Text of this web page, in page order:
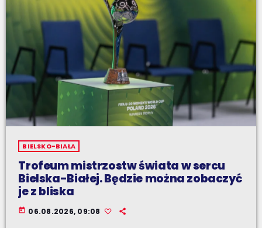
BIELSKO-BIAŁA
Trofeum mistrzostw świata w sercu
Bielska-Białej. Będzie można zobaczyć
je z bliska
today 06.08.2026, 09:08